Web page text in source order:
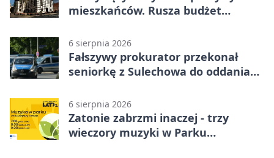
mieszkańców. Rusza budżet
6 sierpnia 2026
Fałszywy prokurator przekonał
seniorkę z Sulechowa do oddania
6 sierpnia 2026
Zatonie zabrzmi inaczej - trzy
wieczory muzyki w Parku